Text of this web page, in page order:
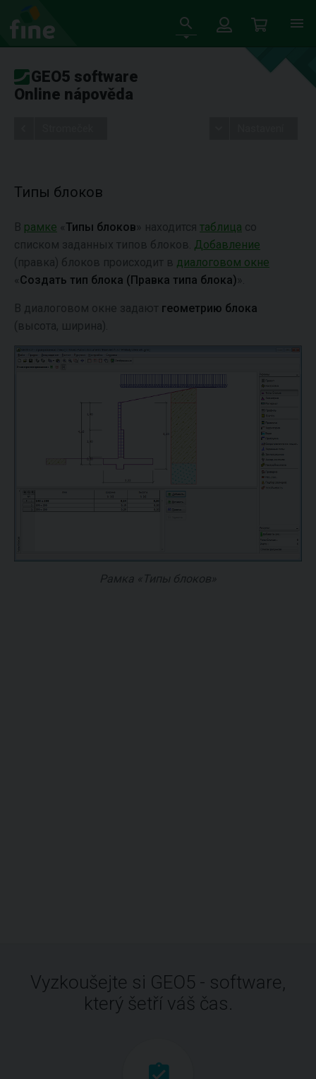
GEO5 software
Online nápověda
Типы блоков
В рамке « Типы блоков » находится таблица со
списком заданных типов блоков. Добавление
(правка) блоков происходит в диалоговом окне
« Создать тип блока (Правка типа блока) ».
В диалоговом окне задают геометрию блока
(высота, ширина).
Рамка «Типы блоков»
Vyzkoušejte si GEO5 - software,
který šetří váš čas.